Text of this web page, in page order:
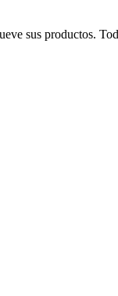
sus productos.